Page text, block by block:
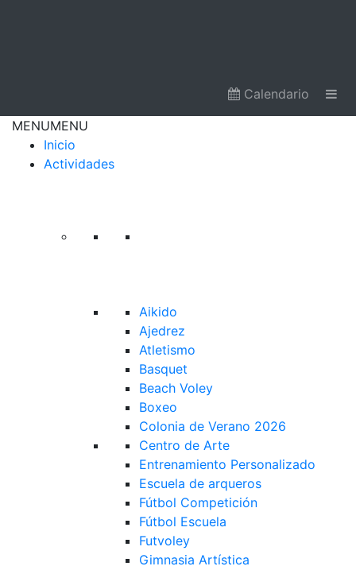
Calendario
MENUMENU
Inicio
Actividades
Aikido
Ajedrez
Atletismo
Basquet
Beach Voley
Boxeo
Colonia de Verano 2026
Centro de Arte
Entrenamiento Personalizado
Escuela de arqueros
Fútbol Competición
Fútbol Escuela
Futvoley
Gimnasia Artística